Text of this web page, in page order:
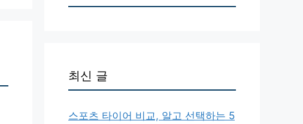
최신 글
스포츠 타이어 비교, 알고 선택하는 5